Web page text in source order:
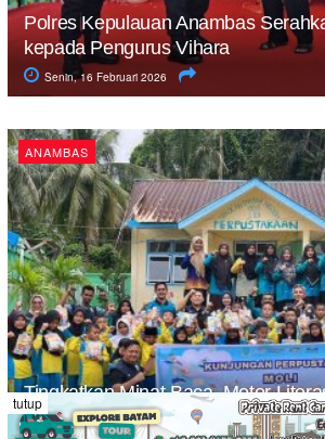
Polres Kepulauan Anambas
kepada Pengurus Vihara
Senin, 16 Februari 2026
ANAMBAS
Tingkatkan Minat Baca, Motor
Perpustakaan Anambas Sambangi
tutup